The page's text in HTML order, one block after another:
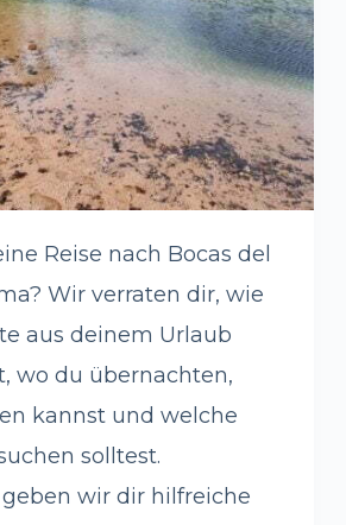
Reise nach Bocas del
Wir verraten dir, wie
aus deinem Urlaub
wo du übernachten,
kannst und welche
solltest.
wir dir hilfreiche